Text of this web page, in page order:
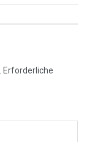
Erforderliche